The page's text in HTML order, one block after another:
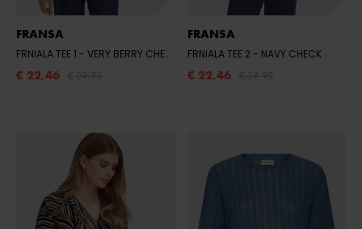
FRANSA
FRNIALA TEE 1 - VERY BERRY CHECK
€ 22,46
FRANSA
FRNIALA TEE 2 - NAVY CHECK
€ 22,46